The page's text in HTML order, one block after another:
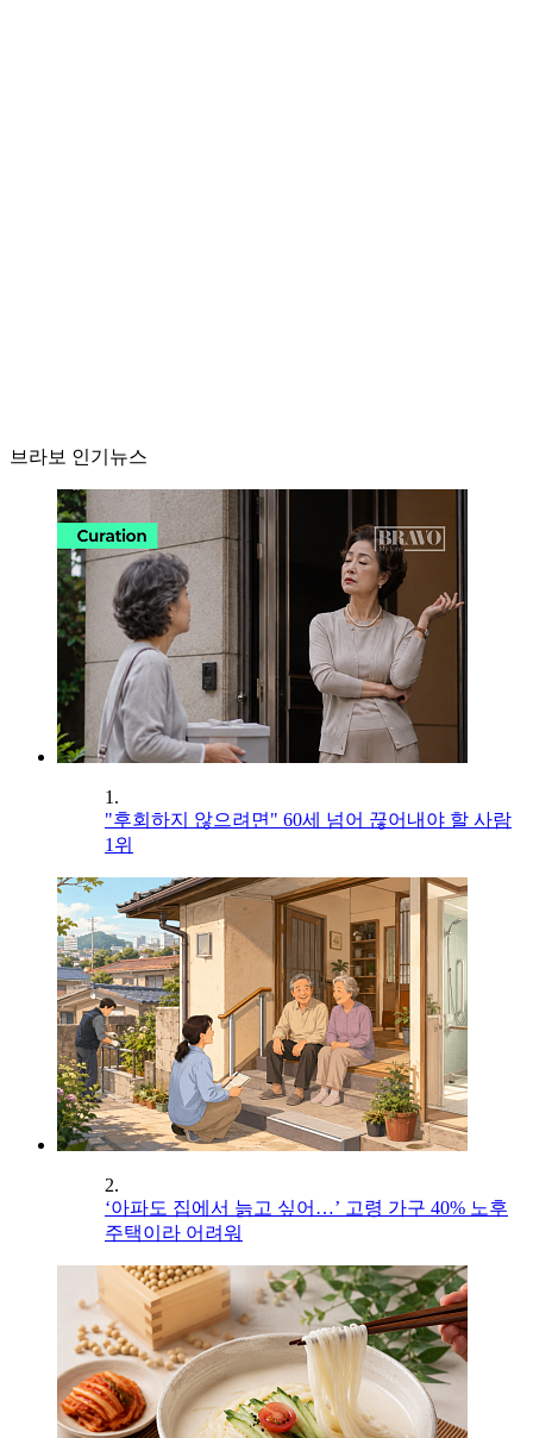
브라보 인기뉴스
1.
"후회하지 않으려면" 60세 넘어 끊어내야 할 사람
1위
2.
‘아파도 집에서 늙고 싶어…’ 고령 가구 40% 노후
주택이라 어려워